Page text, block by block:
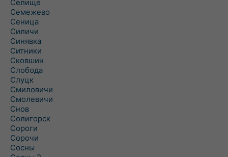
Селище
Семежево
Сеница
Силичи
Синявка
Ситники
Сковшин
Слобода
Слуцк
Смиловичи
Смолевичи
Снов
Солигорск
Сороги
Сорочи
Сосны